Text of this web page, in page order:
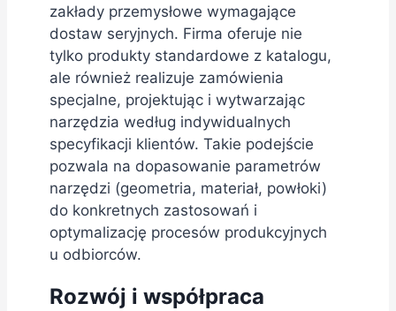
zakłady przemysłowe wymagające
dostaw seryjnych. Firma oferuje nie
tylko produkty standardowe z katalogu,
ale również realizuje zamówienia
specjalne, projektując i wytwarzając
narzędzia według indywidualnych
specyfikacji klientów. Takie podejście
pozwala na dopasowanie parametrów
narzędzi (geometria, materiał, powłoki)
do konkretnych zastosowań i
optymalizację procesów produkcyjnych
u odbiorców.
Rozwój i współpraca